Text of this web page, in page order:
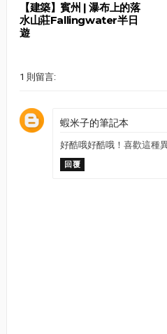
【建築】賓州 | 瀑布上的落
水山莊Fallingwater半日
遊
1 則留言:
蝦米子的筆記本
好酷哦好酷哦！喜歡這種
回覆